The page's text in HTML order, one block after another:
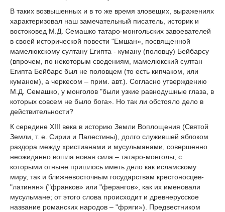
В таких возвышенных и в то же время зловещих, выражениях
характеризовал наш замечательный писатель, историк и
востоковед М.Д. Семашко татаро-монгольских завоевателей
в своей исторической повести "Емшан», посвященной
мамелюкскому султану Египта - куману (половцу) Бейбарсу
(впрочем, по некоторым сведениям, мамелюкский султан
Египта Бейбарс был не половцем (то есть кипчаком, или
куманом), а черкесом – прим. авт.). Согласно утверждению
М.Д. Семашко, у монголов "были узкие равнодушные глаза, в
которых совсем не было бога». Но так ли обстояло дело в
действительности?
К середине XIII века в историю Земли Воплощения (Святой
Земли, т. е. Сирии и Палестины), долго служившей яблоком
раздора между христианами и мусульманами, совершенно
неожиданно вошла новая сила – татаро-монголы, с
которыми отныне пришлось иметь дело как исламскому
миру, так и ближневосточным государствам крестоносцев-
"латинян» ("франков» или "ферангов», как их именовали
мусульмане; от этого слова происходит и древнерусское
название романских народов – "фряги»). Предвестником